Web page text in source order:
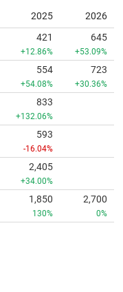
2025
2026
421
+12.86%
645
+53.09%
554
+54.08%
723
+30.36%
833
+132.06%
593
-16.04%
2,405
+34.00%
1,850
130%
2,700
0%